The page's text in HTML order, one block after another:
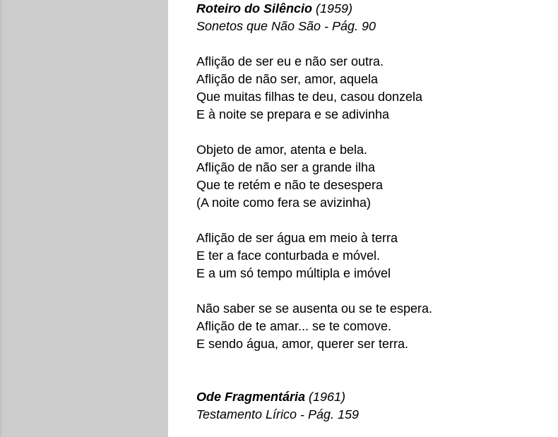
Roteiro do Silêncio (1959)
Sonetos que Não São - Pág. 90
Aflição de ser eu e não ser outra.
Aflição de não ser, amor, aquela
Que muitas filhas te deu, casou donzela
E à noite se prepara e se adivinha
Objeto de amor, atenta e bela.
Aflição de não ser a grande ilha
Que te retém e não te desespera
(A noite como fera se avizinha)
Aflição de ser água em meio à terra
E ter a face conturbada e móvel.
E a um só tempo múltipla e imóvel
Não saber se se ausenta ou se te espera.
Aflição de te amar... se te comove.
E sendo água, amor, querer ser terra.
Ode Fragmentária (1961)
Testamento Lírico - Pág. 159